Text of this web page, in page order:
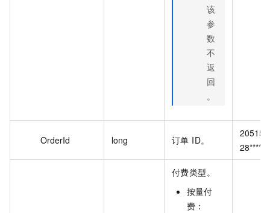
该
参
数
不
返
回
。
OrderId long 订单 ID。
28****
付费类型。
按量付
费：